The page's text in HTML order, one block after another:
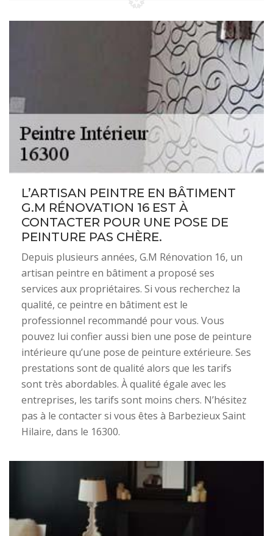
L’ARTISAN PEINTRE EN BÂTIMENT
G.M RÉNOVATION 16 EST À
CONTACTER POUR UNE POSE DE
PEINTURE PAS CHÈRE.
Depuis plusieurs années, G.M Rénovation 16, un
artisan peintre en bâtiment a proposé ses
services aux propriétaires. Si vous recherchez la
qualité, ce peintre en bâtiment est le
professionnel recommandé pour vous. Vous
pouvez lui confier aussi bien une pose de peinture
intérieure qu’une pose de peinture extérieure. Ses
prestations sont de qualité alors que les tarifs
sont très abordables. À qualité égale avec les
entreprises, les tarifs sont moins chers. N’hésitez
pas à le contacter si vous êtes à Barbezieux Saint
Hilaire, dans le 16300.